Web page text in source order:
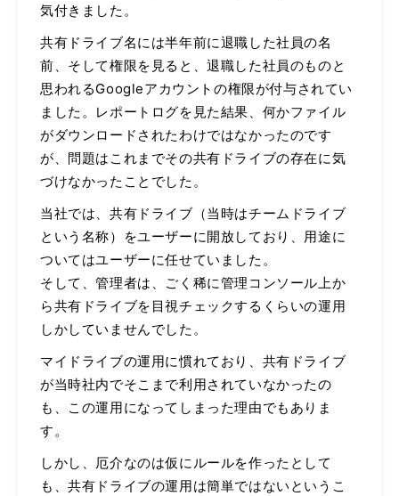
気付きました。
共有ドライブ名には半年前に退職した社員の名
前、そして権限を見ると、退職した社員のものと
思われるGoogleアカウントの権限が付与されてい
ました。レポートログを見た結果、何かファイル
がダウンロードされたわけではなかったのです
が、問題はこれまでその共有ドライブの存在に気
づけなかったことでした。
当社では、共有ドライブ（当時はチームドライブ
という名称）をユーザーに開放しており、用途に
ついてはユーザーに任せていました。
そして、管理者は、ごく稀に管理コンソール上か
ら共有ドライブを目視チェックするくらいの運用
しかしていませんでした。
マイドライブの運用に慣れており、共有ドライブ
が当時社内でそこまで利用されていなかったの
も、この運用になってしまった理由でもありま
す。
しかし、厄介なのは仮にルールを作ったとして
も、共有ドライブの運用は簡単ではないというこ